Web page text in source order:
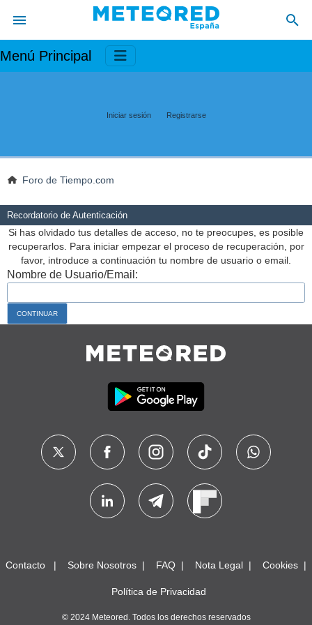
Menú Principal
Iniciar sesión Registrarse
Foro de Tiempo.com
Recordatorio de Autenticación
Si has olvidado tus detalles de acceso, no te preocupes, es posible
recuperarlos. Para iniciar empezar el proceso de recuperación, por
favor, introduce a continuación tu nombre de usuario o email.
Nombre de Usuario/Email:
Contacto Sobre Nosotros FAQ Nota Legal Cookies
Política de Privacidad
© 2024 Meteored. Todos los derechos reservados